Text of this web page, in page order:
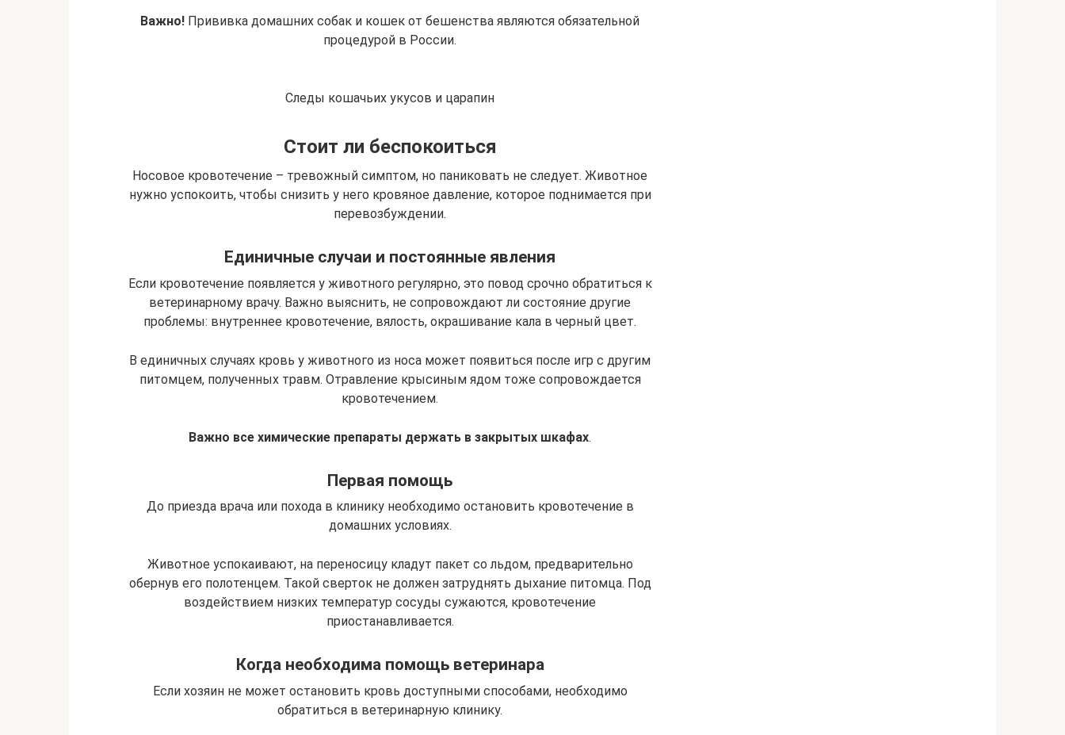
Важно! Прививка домашних собак и кошек от бешенства являются обязательной
процедурой в России.
Следы кошачьих укусов и царапин
Стоит ли беспокоиться
Носовое кровотечение – тревожный симптом, но паниковать не следует. Животное
нужно успокоить, чтобы снизить у него кровяное давление, которое поднимается при
перевозбуждении.
Единичные случаи и постоянные явления
Если кровотечение появляется у животного регулярно, это повод срочно обратиться к
ветеринарному врачу. Важно выяснить, не сопровождают ли состояние другие
проблемы: внутреннее кровотечение, вялость, окрашивание кала в черный цвет.
В единичных случаях кровь у животного из носа может появиться после игр с другим
питомцем, полученных травм. Отравление крысиным ядом тоже сопровождается
кровотечением.
Важно все химические препараты держать в закрытых шкафах.
Первая помощь
До приезда врача или похода в клинику необходимо остановить кровотечение в
домашних условиях.
Животное успокаивают, на переносицу кладут пакет со льдом, предварительно
обернув его полотенцем. Такой сверток не должен затруднять дыхание питомца. Под
воздействием низких температур сосуды сужаются, кровотечение
приостанавливается.
Когда необходима помощь ветеринара
Если хозяин не может остановить кровь доступными способами, необходимо
обратиться в ветеринарную клинику.